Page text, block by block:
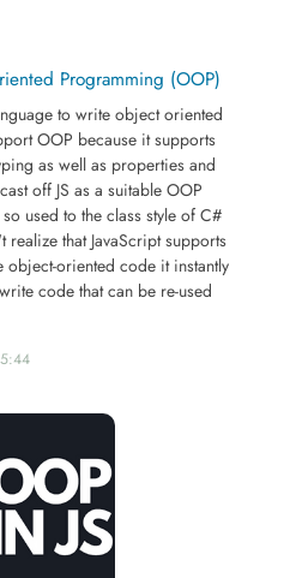
Programming (OOP)
to write object oriented
OOP because it supports
as well as properties and
off JS as a suitable OOP
used to the class style of C#
realize that JavaScript supports
object-oriented code it instantly
code that can be re-used